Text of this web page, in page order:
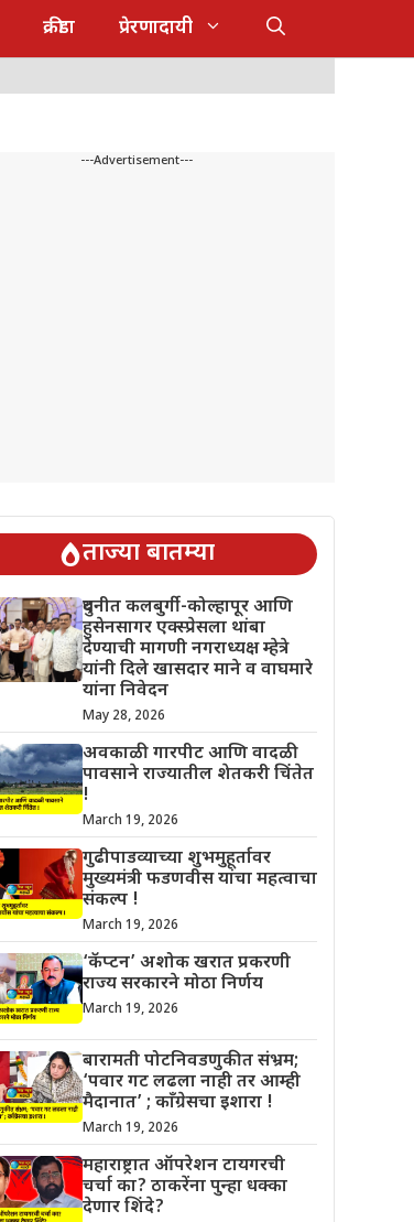
क्रीडा प्रेरणादायी
---Advertisement---
ताज्या बातम्या
दुधनीत कलबुर्गी-कोल्हापूर आणि
हुसेनसागर एक्स्प्रेसला थांबा
देण्याची मागणी नगराध्यक्ष म्हेत्रे
यांनी दिले खासदार माने व वाघमारे
यांना निवेदन
May 28, 2026
अवकाळी गारपीट आणि वादळी
पावसाने राज्यातील शेतकरी चिंतेत
!
March 19, 2026
गुढीपाडव्याच्या शुभमुहूर्तावर
मुख्यमंत्री फडणवीस यांचा महत्वाचा
संकल्प !
March 19, 2026
‘कॅप्टन’ अशोक खरात प्रकरणी
राज्य सरकारने मोठा निर्णय
March 19, 2026
बारामती पोटनिवडणुकीत संभ्रम;
‘पवार गट लढला नाही तर आम्ही
मैदानात’ ; काँग्रेसचा इशारा !
March 19, 2026
महाराष्ट्रात ऑपरेशन टायगरची
चर्चा का? ठाकरेंना पुन्हा धक्का
देणार शिंदे?